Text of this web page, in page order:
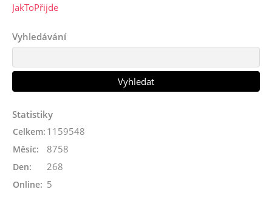
JakToPřijde
Vyhledávání
Statistiky
Online: 5
Celkem: 1159548
Měsíc: 8758
Den: 268